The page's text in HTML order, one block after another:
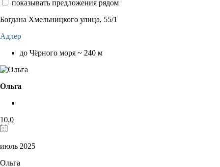
показывать предложения рядом
Богдана Хмельницкого улица, 55/1
Адлер
до Чёрного моря ~ 240 м
Ольга
10,0
июль 2025
Ольга